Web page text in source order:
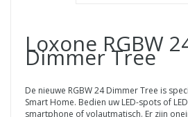
Loxone RGBW
Dimmer Tree
De nieuwe RGBW 24 Dimmer Tree is
Smart Home. Bedien uw LED-spots of
smartphone of volautmatisch. Er zijn